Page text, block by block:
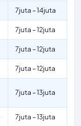
7juta – 14juta
7juta – 12juta
7juta – 12juta
7juta – 12juta
7juta – 13juta
7juta – 13juta